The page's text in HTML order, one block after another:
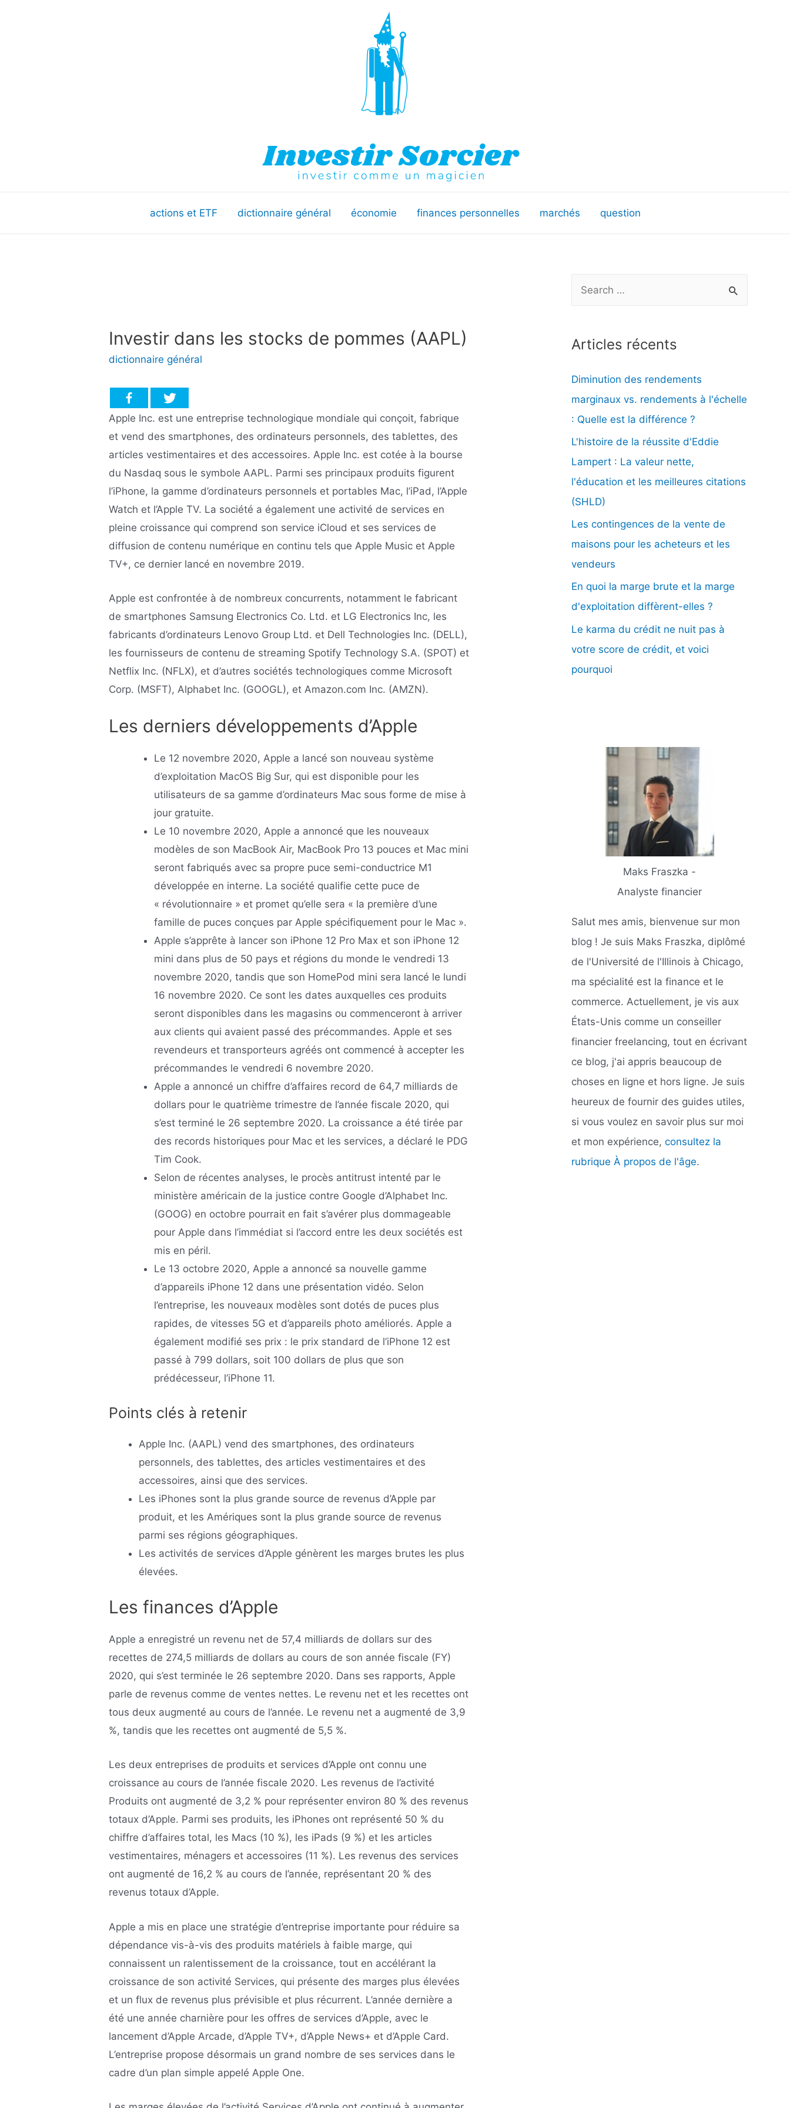
actions et ETF dictionnaire général économie finances personnelles marchés question
Investir dans les stocks de pommes (AAPL)
dictionnaire général
Apple Inc. est une entreprise technologique mondiale qui conçoit, fabrique
et vend des smartphones, des ordinateurs personnels, des tablettes, des
articles vestimentaires et des accessoires. Apple Inc. est cotée à la bourse
du Nasdaq sous le symbole AAPL. Parmi ses principaux produits figurent
l’iPhone, la gamme d’ordinateurs personnels et portables Mac, l’iPad, l’Apple
Watch et l’Apple TV. La société a également une activité de services en
pleine croissance qui comprend son service iCloud et ses services de
diffusion de contenu numérique en continu tels que Apple Music et Apple
TV+, ce dernier lancé en novembre 2019.
Apple est confrontée à de nombreux concurrents, notamment le fabricant
de smartphones Samsung Electronics Co. Ltd. et LG Electronics Inc, les
fabricants d’ordinateurs Lenovo Group Ltd. et Dell Technologies Inc. (DELL),
les fournisseurs de contenu de streaming Spotify Technology S.A. (SPOT) et
Netflix Inc. (NFLX), et d’autres sociétés technologiques comme Microsoft
Corp. (MSFT), Alphabet Inc. (GOOGL), et Amazon.com Inc. (AMZN).
Les derniers développements d’Apple
Le 12 novembre 2020, Apple a lancé son nouveau système
d’exploitation MacOS Big Sur, qui est disponible pour les
utilisateurs de sa gamme d’ordinateurs Mac sous forme de mise à
jour gratuite.
Le 10 novembre 2020, Apple a annoncé que les nouveaux
modèles de son MacBook Air, MacBook Pro 13 pouces et Mac mini
seront fabriqués avec sa propre puce semi-conductrice M1
développée en interne. La société qualifie cette puce de
« révolutionnaire » et promet qu’elle sera « la première d’une
famille de puces conçues par Apple spécifiquement pour le Mac ».
Apple s’apprête à lancer son iPhone 12 Pro Max et son iPhone 12
mini dans plus de 50 pays et régions du monde le vendredi 13
novembre 2020, tandis que son HomePod mini sera lancé le lundi
16 novembre 2020. Ce sont les dates auxquelles ces produits
seront disponibles dans les magasins ou commenceront à arriver
aux clients qui avaient passé des précommandes. Apple et ses
revendeurs et transporteurs agréés ont commencé à accepter les
précommandes le vendredi 6 novembre 2020.
Apple a annoncé un chiffre d’affaires record de 64,7 milliards de
dollars pour le quatrième trimestre de l’année fiscale 2020, qui
s’est terminé le 26 septembre 2020. La croissance a été tirée par
des records historiques pour Mac et les services, a déclaré le PDG
Tim Cook.
Selon de récentes analyses, le procès antitrust intenté par le
ministère américain de la justice contre Google d’Alphabet Inc.
(GOOG) en octobre pourrait en fait s’avérer plus dommageable
pour Apple dans l’immédiat si l’accord entre les deux sociétés est
mis en péril.
Le 13 octobre 2020, Apple a annoncé sa nouvelle gamme
d’appareils iPhone 12 dans une présentation vidéo. Selon
l’entreprise, les nouveaux modèles sont dotés de puces plus
rapides, de vitesses 5G et d’appareils photo améliorés. Apple a
également modifié ses prix : le prix standard de l’iPhone 12 est
passé à 799 dollars, soit 100 dollars de plus que son
prédécesseur, l’iPhone 11.
Points clés à retenir
Apple Inc. (AAPL) vend des smartphones, des ordinateurs
personnels, des tablettes, des articles vestimentaires et des
accessoires, ainsi que des services.
Les iPhones sont la plus grande source de revenus d’Apple par
produit, et les Amériques sont la plus grande source de revenus
parmi ses régions géographiques.
Les activités de services d’Apple génèrent les marges brutes les plus
élevées.
Les finances d’Apple
Apple a enregistré un revenu net de 57,4 milliards de dollars sur des
recettes de 274,5 milliards de dollars au cours de son année fiscale (FY)
2020, qui s’est terminée le 26 septembre 2020. Dans ses rapports, Apple
parle de revenus comme de ventes nettes. Le revenu net et les recettes ont
tous deux augmenté au cours de l’année. Le revenu net a augmenté de 3,9
%, tandis que les recettes ont augmenté de 5,5 %.
Les deux entreprises de produits et services d’Apple ont connu une
croissance au cours de l’année fiscale 2020. Les revenus de l’activité
Produits ont augmenté de 3,2 % pour représenter environ 80 % des revenus
totaux d’Apple. Parmi ses produits, les iPhones ont représenté 50 % du
chiffre d’affaires total, les Macs (10 %), les iPads (9 %) et les articles
vestimentaires, ménagers et accessoires (11 %). Les revenus des services
ont augmenté de 16,2 % au cours de l’année, représentant 20 % des
revenus totaux d’Apple.
Apple a mis en place une stratégie d’entreprise importante pour réduire sa
dépendance vis-à-vis des produits matériels à faible marge, qui
connaissent un ralentissement de la croissance, tout en accélérant la
croissance de son activité Services, qui présente des marges plus élevées
et un flux de revenus plus prévisible et plus récurrent. L’année dernière a
été une année charnière pour les offres de services d’Apple, avec le
lancement d’Apple Arcade, d’Apple TV+, d’Apple News+ et d’Apple Card.
L’entreprise propose désormais un grand nombre de ses services dans le
cadre d’un plan simple appelé Apple One.
h
r
c
h
e
r
:
Articles récents
Diminution des rendements
marginaux vs. rendements à l'échelle
: Quelle est la différence ?
L'histoire de la réussite d'Eddie
Lampert : La valeur nette,
l'éducation et les meilleures citations
(SHLD)
Les contingences de la vente de
maisons pour les acheteurs et les
vendeurs
En quoi la marge brute et la marge
d'exploitation diffèrent-elles ?
Le karma du crédit ne nuit pas à
votre score de crédit, et voici
pourquoi
Maks Fraszka -
Analyste financier
Salut mes amis, bienvenue sur mon
blog ! Je suis Maks Fraszka, diplômé
de l'Université de l'Illinois à Chicago,
ma spécialité est la finance et le
commerce. Actuellement, je vis aux
États-Unis comme un conseiller
financier freelancing, tout en écrivant
ce blog, j'ai appris beaucoup de
choses en ligne et hors ligne. Je suis
heureux de fournir des guides utiles,
si vous voulez en savoir plus sur moi
et mon expérience, consultez la
rubrique À propos de l'âge.